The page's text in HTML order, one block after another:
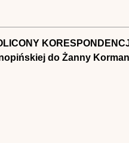
do Żanny